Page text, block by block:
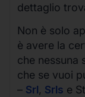
dettaglio
Non è solo
è avere la
che nessuna
che se vuoi
– Srl, Srls e